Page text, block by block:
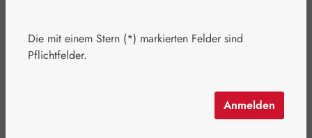
Regulärer Preis:
89,90 €
Inhalt:0.1 Kilogramm
Die mit einem Stern (*) markierten Felder sind
Pflichtfelder.
Anmelden